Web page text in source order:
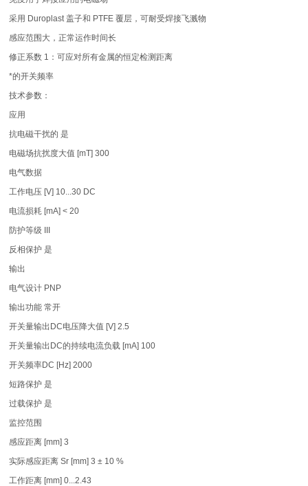
采用 Duroplast 盖子和 PTFE 覆层，可耐受焊接飞溅物
感应范围大，正常运作时间长
修正系数 1：可应对所有金属的恒定检测距离
*的开关频率
技术参数：
应用
抗电磁干扰的 是
电磁场抗扰度大值 [mT] 300
电气数据
工作电压 [V] 10...30 DC
电流损耗 [mA] < 20
防护等级 III
反相保护 是
输出
电气设计 PNP
输出功能 常开
开关量输出DC电压降大值 [V] 2.5
开关量输出DC的持续电流负载 [mA] 100
开关频率DC [Hz] 2000
短路保护 是
过载保护 是
监控范围
感应距离 [mm] 3
实际感应距离 Sr [mm] 3 ± 10 %
工作距离 [mm] 0...2.43